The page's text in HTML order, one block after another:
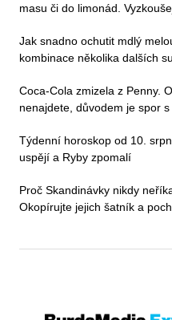
masu či do limonád.
Jak snadno ochutit mdlý
kombinace několika dalších
Coca-Cola zmizela z Penny.
nenajdete, důvodem je spor
Týdenní horoskop od 10.
uspějí a Ryby zpomalí
Proč Skandinávky nikdy
Okopírujte jejich šatník a